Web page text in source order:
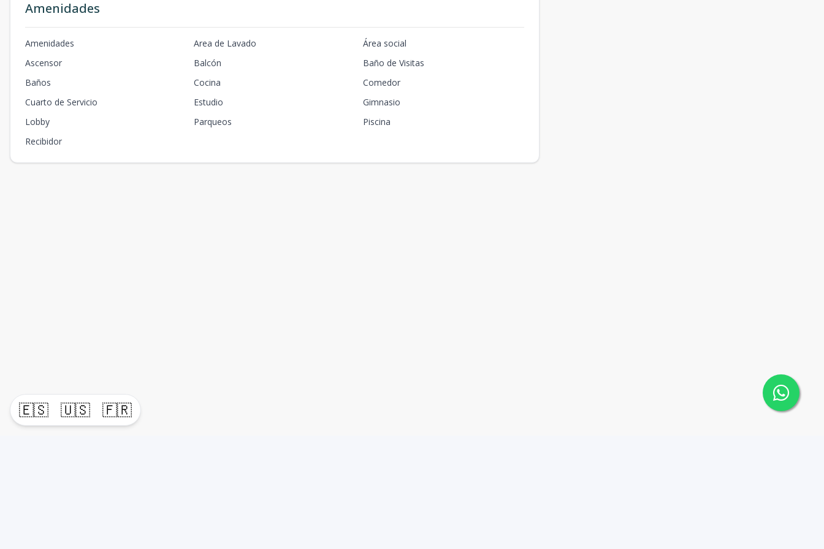
🇪🇸 🇺🇸 🇫🇷
Amenidades
Amenidades Area de Lavado
Área social
Ascensor
Balcón
Baño de Visitas
Baños
Cocina
Comedor
Cuarto de Servicio
Estudio
Gimnasio
Lobby
Parqueos
Piscina
Recibidor